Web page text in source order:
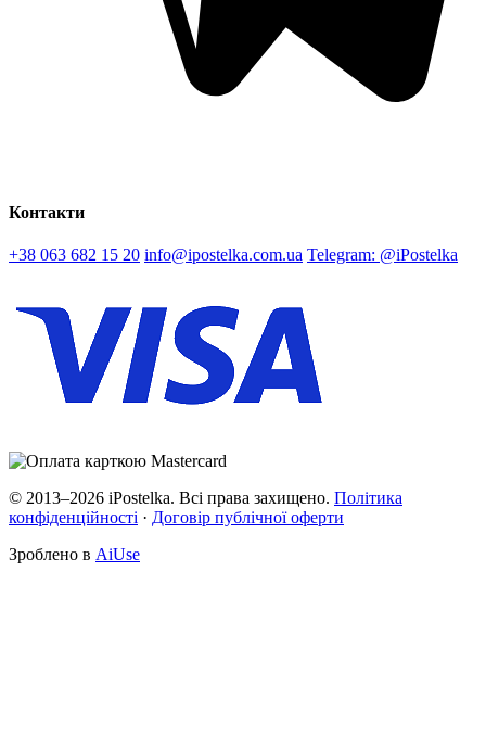
Контакти
+38 063 682 15 20 info@ipostelka.com.ua Telegram: @iPostelka
© 2013–2026 iPostelka. Всі права захищено. Політика
конфіденційності · Договір публічної оферти
Зроблено в AiUse